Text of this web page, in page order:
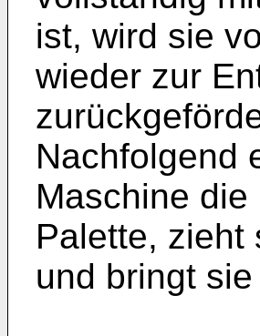
ist, wird sie
wieder zur
Nachfolgend
Maschine
Palette, zieht
und bringt